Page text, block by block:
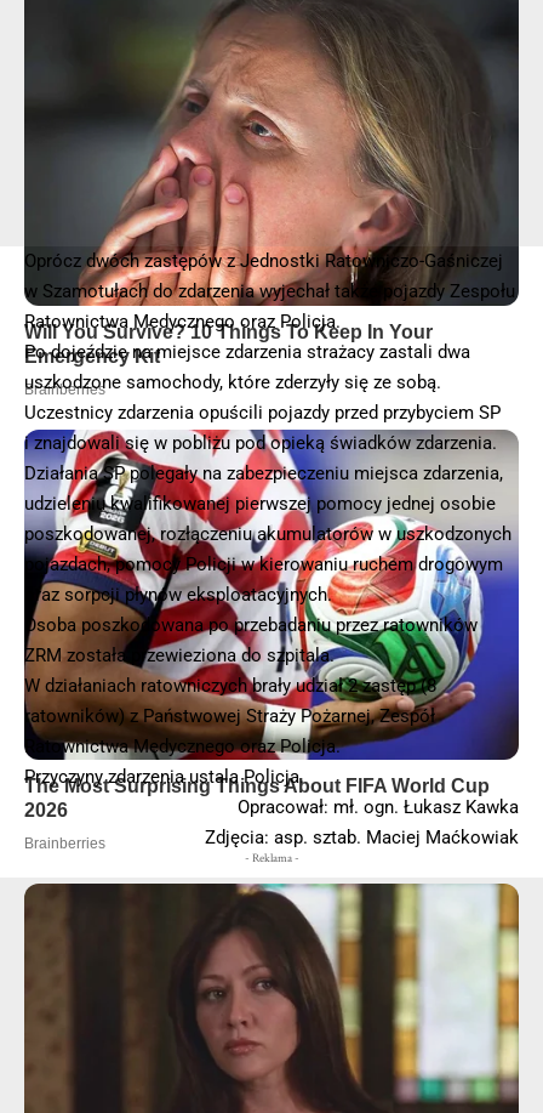
Oprócz dwóch zastępów z Jednostki Ratowniczo-Gaśniczej
w Szamotułach do zdarzenia wyjechał także pojazdy Zespołu
Ratownictwa Medycznego oraz Policja.
Po dojeździe na miejsce zdarzenia strażacy zastali dwa
uszkodzone samochody, które zderzyły się ze sobą.
Uczestnicy zdarzenia opuścili pojazdy przed przybyciem SP
i znajdowali się w pobliżu pod opieką świadków zdarzenia.
Działania SP polegały na zabezpieczeniu miejsca zdarzenia,
udzieleniu kwalifikowanej pierwszej pomocy jednej osobie
poszkodowanej, rozłączeniu akumulatorów w uszkodzonych
pojazdach, pomocy Policji w kierowaniu ruchem drogowym
oraz sorpcji płynów eksploatacyjnych.
Osoba poszkodowana po przebadaniu przez ratowników
ZRM została przewieziona do szpitala.
W działaniach ratowniczych brały udział 2 zastęp (8
ratowników) z Państwowej Straży Pożarnej, Zespół
Ratownictwa Medycznego oraz Policja.
Przyczyny zdarzenia ustala Policja.
Opracował: mł. ogn. Łukasz Kawka
Zdjęcia: asp. sztab. Maciej Maćkowiak
- Reklama -
© 2025 – Wielkopolska 112, Wszelkie prawa zastrzeżone |